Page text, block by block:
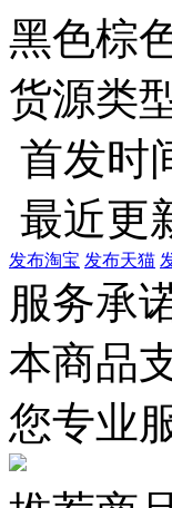
黑色棕
货源类
首发时
最近更
发布淘宝 发布天猫
服务承
本商品
您专业